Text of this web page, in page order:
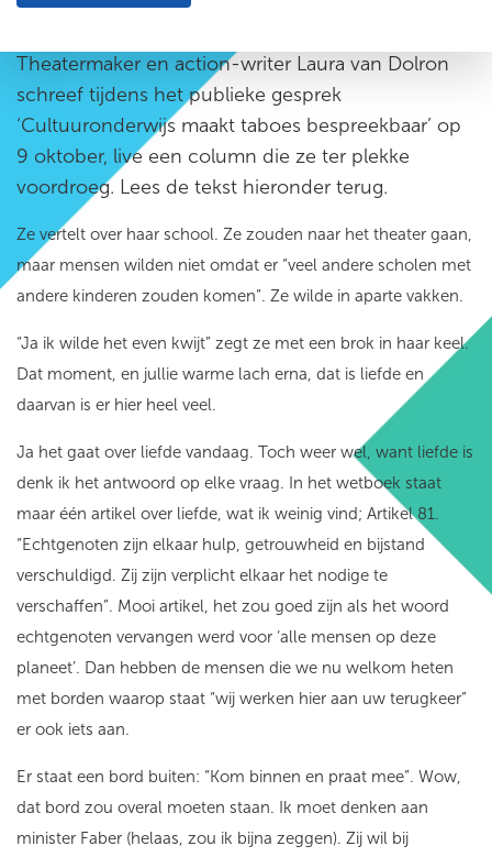
Theatermaker en action-writer Laura van Dolron
schreef tijdens het publieke gesprek
‘Cultuuronderwijs maakt taboes bespreekbaar’ op
9 oktober, live een column die ze ter plekke
voordroeg. Lees de tekst hieronder terug.
Ze vertelt over haar school. Ze zouden naar het theater gaan,
maar mensen wilden niet omdat er “veel andere scholen met
andere kinderen zouden komen”. Ze wilde in aparte vakken.
“Ja ik wilde het even kwijt” zegt ze met een brok in haar keel.
Dat moment, en jullie warme lach erna, dat is liefde en
daarvan is er hier heel veel.
Ja het gaat over liefde vandaag. Toch weer wel, want liefde is
denk ik het antwoord op elke vraag. In het wetboek staat
maar één artikel over liefde, wat ik weinig vind; Artikel 81.
“Echtgenoten zijn elkaar hulp, getrouwheid en bijstand
verschuldigd. Zij zijn verplicht elkaar het nodige te
verschaffen”. Mooi artikel, het zou goed zijn als het woord
echtgenoten vervangen werd voor ‘alle mensen op deze
planeet’. Dan hebben de mensen die we nu welkom heten
met borden waarop staat “wij werken hier aan uw terugkeer”
er ook iets aan.
Er staat een bord buiten: “Kom binnen en praat mee”. Wow,
dat bord zou overal moeten staan. Ik moet denken aan
minister Faber (helaas, zou ik bijna zeggen). Zij wil bij